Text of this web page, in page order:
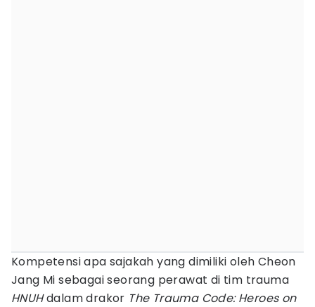
Kompetensi apa sajakah yang dimiliki oleh Cheon
Jang Mi sebagai seorang perawat di tim trauma
HNUHdalam drakor The Trauma Code: Heroes on